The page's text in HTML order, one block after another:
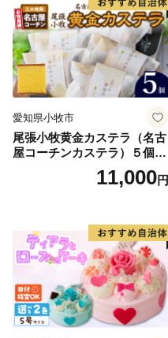
愛知県小牧市
尾張小牧黄金カステラ（名古
屋コーチンカステラ）５個入
名古屋コーチン カステラ ザ
ラメ 常温 愛知県 小牧市 アン
11,000円